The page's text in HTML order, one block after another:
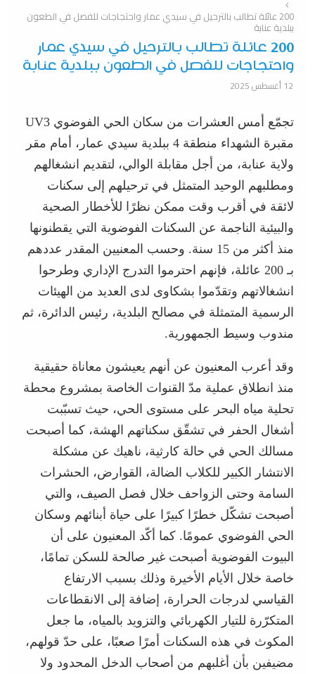
200 عائلة تطالب بالترحيل في سيدي عمار واحتجاجات للفصل في الطعون
ببلدية عنابة
200 عائلة تطالب بالترحيل في سيدي عمار
واحتجاجات للفصل في الطعون ببلدية عنابة
12 أغسطس 2025
تجمّع أمس العشرات من سكان الحي الفوضوي UV3
مقبرة الشهداء منطقة 4 ببلدية سيدي عمار، أمام مقر
ولاية عنابة، من أجل مقابلة الوالي، لتقديم انشغالهم
ومطلبهم الوحيد المتمثل في ترحيلهم إلى سكنات
لائقة في أقرب وقت ممكن نظرًا للأخطار الصحية
والبيئية الناجمة عن السكنات الفوضوية التي يقطنونها
منذ أكثر من 15 سنة. وحسب المعنيين المقدر عددهم
بـ 200 عائلة، فإنهم احترموا التدرج الإداري وطرحوا
انشغالاتهم وتقدّموا بشكاوى لدى العديد من الهيئات
الرسمية المتمثلة في مصالح البلدية، رئيس الدائرة، ثم
مندوب وسيط الجمهورية.
وقد أعرب المعنيون عن أنهم يعيشون معاناة حقيقية
منذ انطلاق عملية مدّ القنوات الخاصة بمشروع محطة
تحلية مياه البحر على مستوى الحي، حيث تسبّبت
أشغال الحفر في تشقّق سكناتهم الهشة، كما أصبحت
مسالك الحي في حالة كارثية، ناهيك عن مشكلة
الانتشار الكبير للكلاب الضالة، القوارض، الحشرات
السامة وحتى الزواحف خلال فصل الصيف، والتي
أصبحت تشكّل خطرًا كبيرًا على حياة أبنائهم وسكان
الحي الفوضوي عمومًا. كما أكّد المعنيون على أن
البيوت الفوضوية أصبحت غير صالحة للسكن تمامًا،
خاصة خلال الأيام الأخيرة وذلك بسبب الارتفاع
القياسي لدرجات الحرارة، إضافة إلى الانقطاعات
المتكرّرة للتيار الكهربائي والتزويد بالمياه، ما جعل
المكوث في هذه السكنات أمرًا صعبًا، على حدّ قولهم،
مضيفين بأن أغلبهم من أصحاب الدخل المحدود ولا